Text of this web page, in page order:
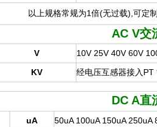
以上规格常规为1倍(无过载),可定
AC V交
V
10V 25V 40V 60V
KV
经电压互感器接入PT
DC A直
uA
50uA 100uA 150uA 250uA